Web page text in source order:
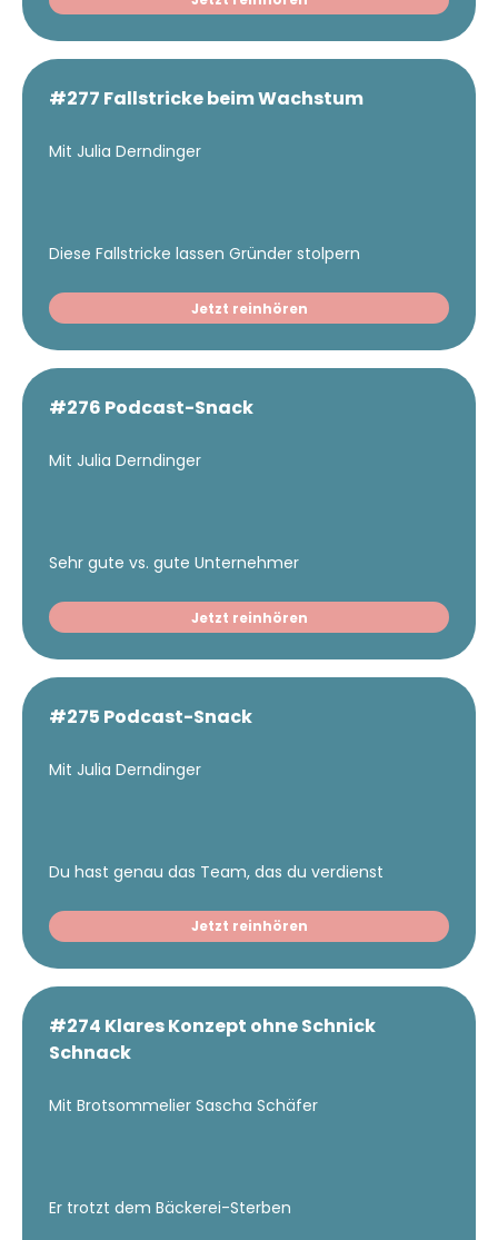
#277 Fallstricke beim Wachstum
Mit Julia Derndinger
Diese Fallstricke lassen Gründer stolpern
Jetzt reinhören
#276 Podcast-Snack
Mit Julia Derndinger
Sehr gute vs. gute Unternehmer
Jetzt reinhören
#275 Podcast-Snack
Mit Julia Derndinger
Du hast genau das Team, das du verdienst
Jetzt reinhören
#274 Klares Konzept ohne Schnick
Schnack
Mit Brotsommelier Sascha Schäfer
Er trotzt dem Bäckerei-Sterben